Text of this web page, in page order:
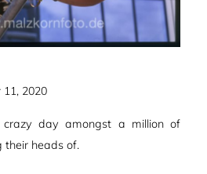
11, 2020
day amongst a million of
heads of.